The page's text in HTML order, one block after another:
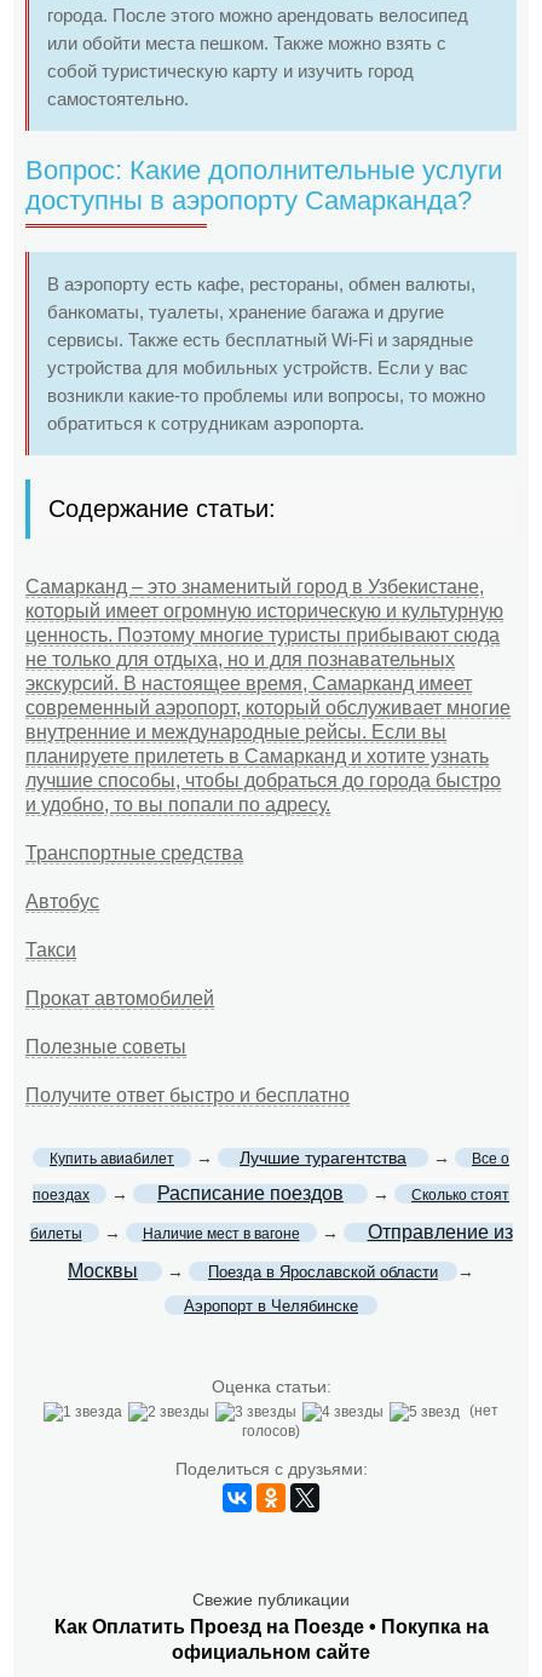
города. После этого можно арендовать велосипед
или обойти места пешком. Также можно взять с
собой туристическую карту и изучить город
самостоятельно.
Вопрос: Какие дополнительные услуги
доступны в аэропорту Самарканда?
В аэропорту есть кафе, рестораны, обмен валюты,
банкоматы, туалеты, хранение багажа и другие
сервисы. Также есть бесплатный Wi-Fi и зарядные
устройства для мобильных устройств. Если у вас
возникли какие-то проблемы или вопросы, то можно
обратиться к сотрудникам аэропорта.
Содержание статьи:
Самарканд – это знаменитый город в Узбекистане,
который имеет огромную историческую и культурную
ценность. Поэтому многие туристы прибывают сюда
не только для отдыха, но и для познавательных
экскурсий. В настоящее время, Самарканд имеет
современный аэропорт, который обслуживает многие
внутренние и международные рейсы. Если вы
планируете прилететь в Самарканд и хотите узнать
лучшие способы, чтобы добраться до города быстро
и удобно, то вы попали по адресу.
Транспортные средства
Автобус
Такси
Прокат автомобилей
Полезные советы
Получите ответ быстро и бесплатно
Купить авиабилет → Лучшие турагентства → Все о
поездах → Расписание поездов → Сколько стоят
билеты → Наличие мест в вагоне →
Отправление из
Москвы
→ Поезда в Ярославской области →
Аэропорт в Челябинске
Оценка статьи:
(нет
голосов)
Поделиться с друзьями:
Свежие публикации
Как Оплатить Проезд на Поезде • Покупка на
официальном сайте